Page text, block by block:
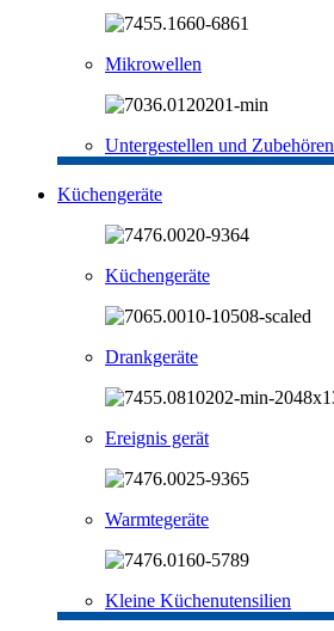
Mikrowellen
Untergestellen und Zubehören
Küchengeräte
Küchengeräte
Drankgeräte
Ereignis gerät
Warmtegeräte
Kleine Küchenutensilien